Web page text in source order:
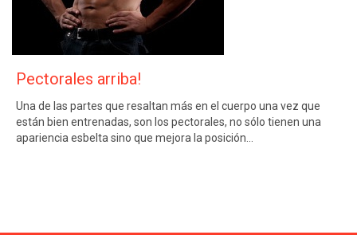
Pectorales arriba!
Una de las partes que resaltan más en el cuerpo una vez que
están bien entrenadas, son los pectorales, no sólo tienen una
apariencia esbelta sino que mejora la posición…